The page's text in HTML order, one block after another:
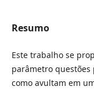
Resumo
Este trabalho se
parâmetro questões
como avultam em